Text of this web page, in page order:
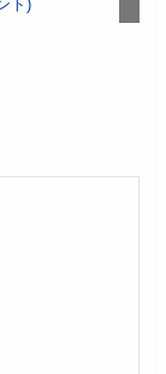
ト)